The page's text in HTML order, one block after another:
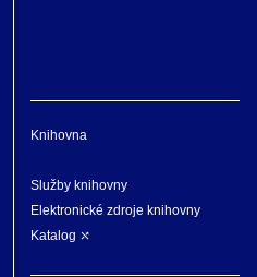
Knihovna
Služby knihovny
Elektronické zdroje knihovny
Katalog